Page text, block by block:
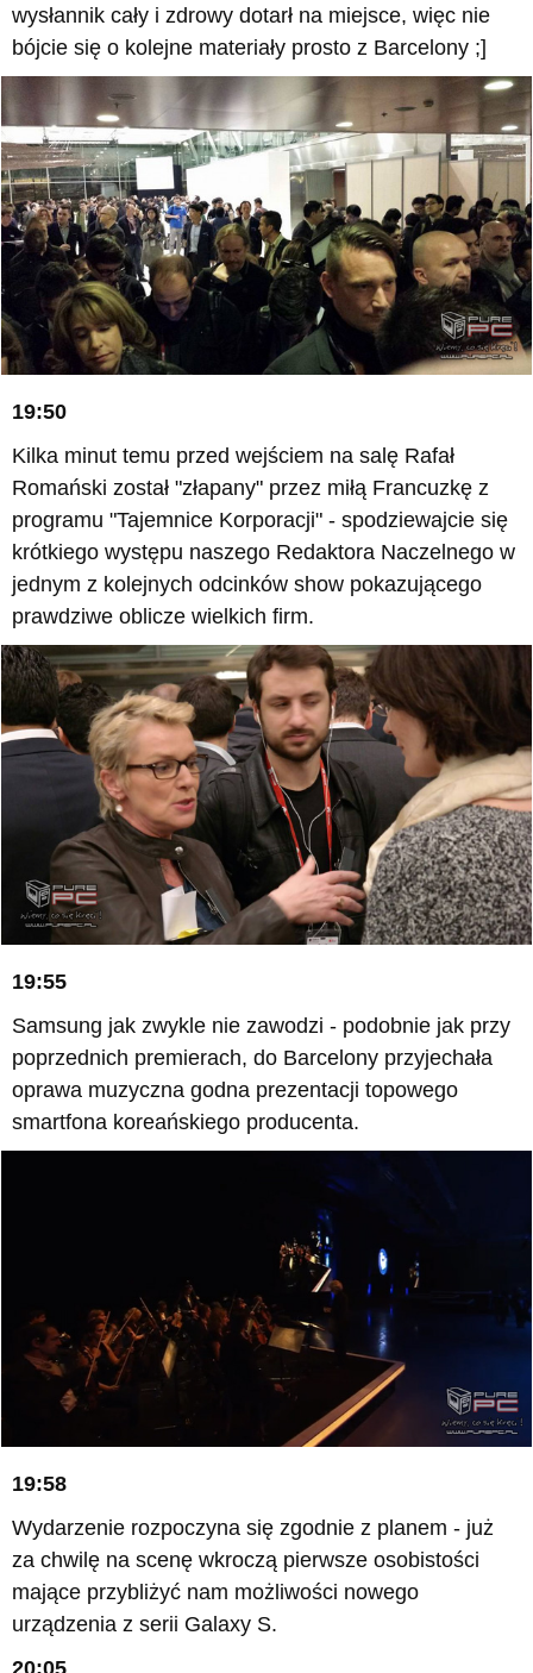
wysłannik cały i zdrowy dotarł na miejsce, więc nie
bójcie się o kolejne materiały prosto z Barcelony ;]
19:50
Kilka minut temu przed wejściem na salę Rafał
Romański został "złapany" przez miłą Francuzkę z
programu "Tajemnice Korporacji" - spodziewajcie się
krótkiego występu naszego Redaktora Naczelnego w
jednym z kolejnych odcinków show pokazującego
prawdziwe oblicze wielkich firm.
19:55
Samsung jak zwykle nie zawodzi - podobnie jak przy
poprzednich premierach, do Barcelony przyjechała
oprawa muzyczna godna prezentacji topowego
smartfona koreańskiego producenta.
19:58
Wydarzenie rozpoczyna się zgodnie z planem - już
za chwilę na scenę wkroczą pierwsze osobistości
mające przybliżyć nam możliwości nowego
urządzenia z serii Galaxy S.
20:05